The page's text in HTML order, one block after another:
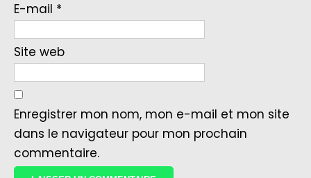
E-mail *
Site web
Enregistrer mon nom, mon e-mail et mon site
dans le navigateur pour mon prochain
commentaire.